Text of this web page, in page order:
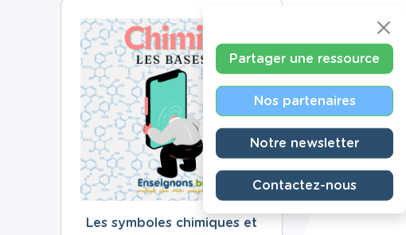
Les symboles chimiques et
Partager une ressource
Nos partenaires
Notre newsletter
Contactez-nous